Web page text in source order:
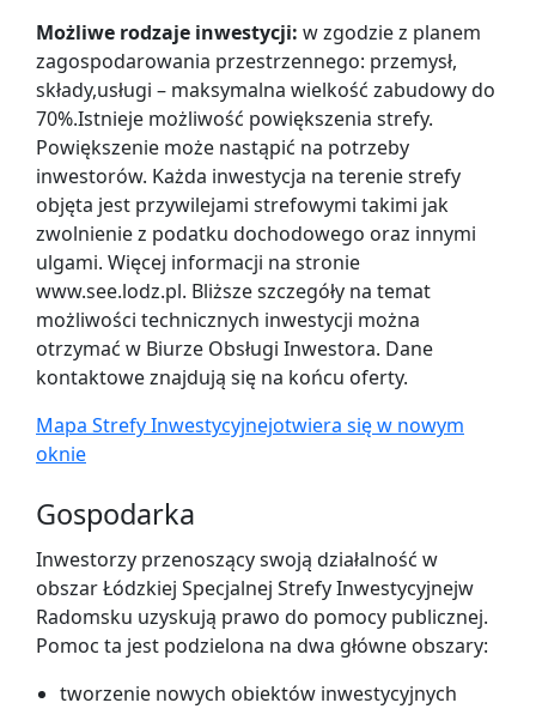
Możliwe rodzaje inwestycji: w zgodzie z planem
zagospodarowania przestrzennego: przemysł,
składy,usługi – maksymalna wielkość zabudowy do
70%.Istnieje możliwość powiększenia strefy.
Powiększenie może nastąpić na potrzeby
inwestorów. Każda inwestycja na terenie strefy
objęta jest przywilejami strefowymi takimi jak
zwolnienie z podatku dochodowego oraz innymi
ulgami. Więcej informacji na stronie
www.see.lodz.pl. Bliższe szczegóły na temat
możliwości technicznych inwestycji można
otrzymać w Biurze Obsługi Inwestora. Dane
kontaktowe znajdują się na końcu oferty.
Mapa Strefy Inwestycyjnejotwiera się w nowym
oknie
Gospodarka
Inwestorzy przenoszący swoją działalność w
obszar Łódzkiej Specjalnej Strefy Inwestycyjnejw
Radomsku uzyskują prawo do pomocy publicznej.
Pomoc ta jest podzielona na dwa główne obszary:
tworzenie nowych obiektów inwestycyjnych